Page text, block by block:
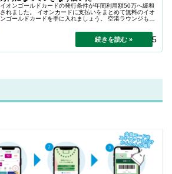
イオンゴールドカードの発行条件が年間利用額50万へ緩和
されました。 イオンカードに支払いをまとめて無料のイオ
ンゴールドカードを手に入れましょう。 空港ラウンジも使
2025.12.25